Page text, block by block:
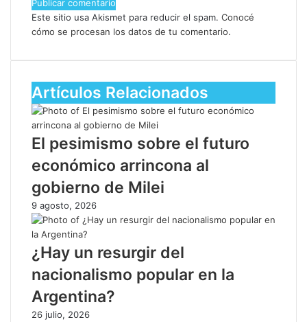
Este sitio usa Akismet para reducir el spam. Conocé
cómo se procesan los datos de tu comentario.
Artículos Relacionados
El pesimismo sobre el futuro
económico arrincona al
gobierno de Milei
9 agosto, 2026
¿Hay un resurgir del
nacionalismo popular en la
Argentina?
26 julio, 2026